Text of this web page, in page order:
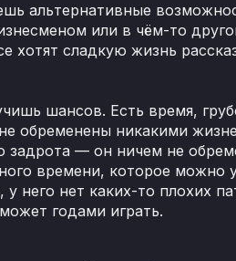
альтернативные
или в чём-то
хотят сладкую жизнь
шансов. Есть время,
обременены никакими
задрота — он ничем не
времени, которое можно
него нет каких-то плохих
годами играть.